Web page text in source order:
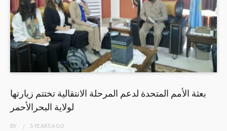
بعثة الأمم المتحدة لدعم المرحلة الانتقالية تختتم زيارتها
لولاية البحرالأحمر
BY 5 YEARSAGO